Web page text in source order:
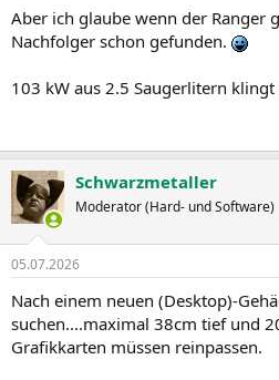
Aber ich glaube wenn der Ranger
Nachfolger schon gefunden.
103 kW aus 2.5 Saugerlitern klingt
Schwarzmetaller
Moderator (Hard- und Software)
05.07.2026
Nach einem neuen (Desktop)-
suchen....maximal 38cm tief und
Grafikkarten müssen reinpassen.